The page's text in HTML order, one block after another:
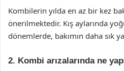
Kombilerin yılda en az bir kez
önerilmektedir. Kış aylarında
dönemlerde, bakımın daha sık
2. Kombi arızalarında ne